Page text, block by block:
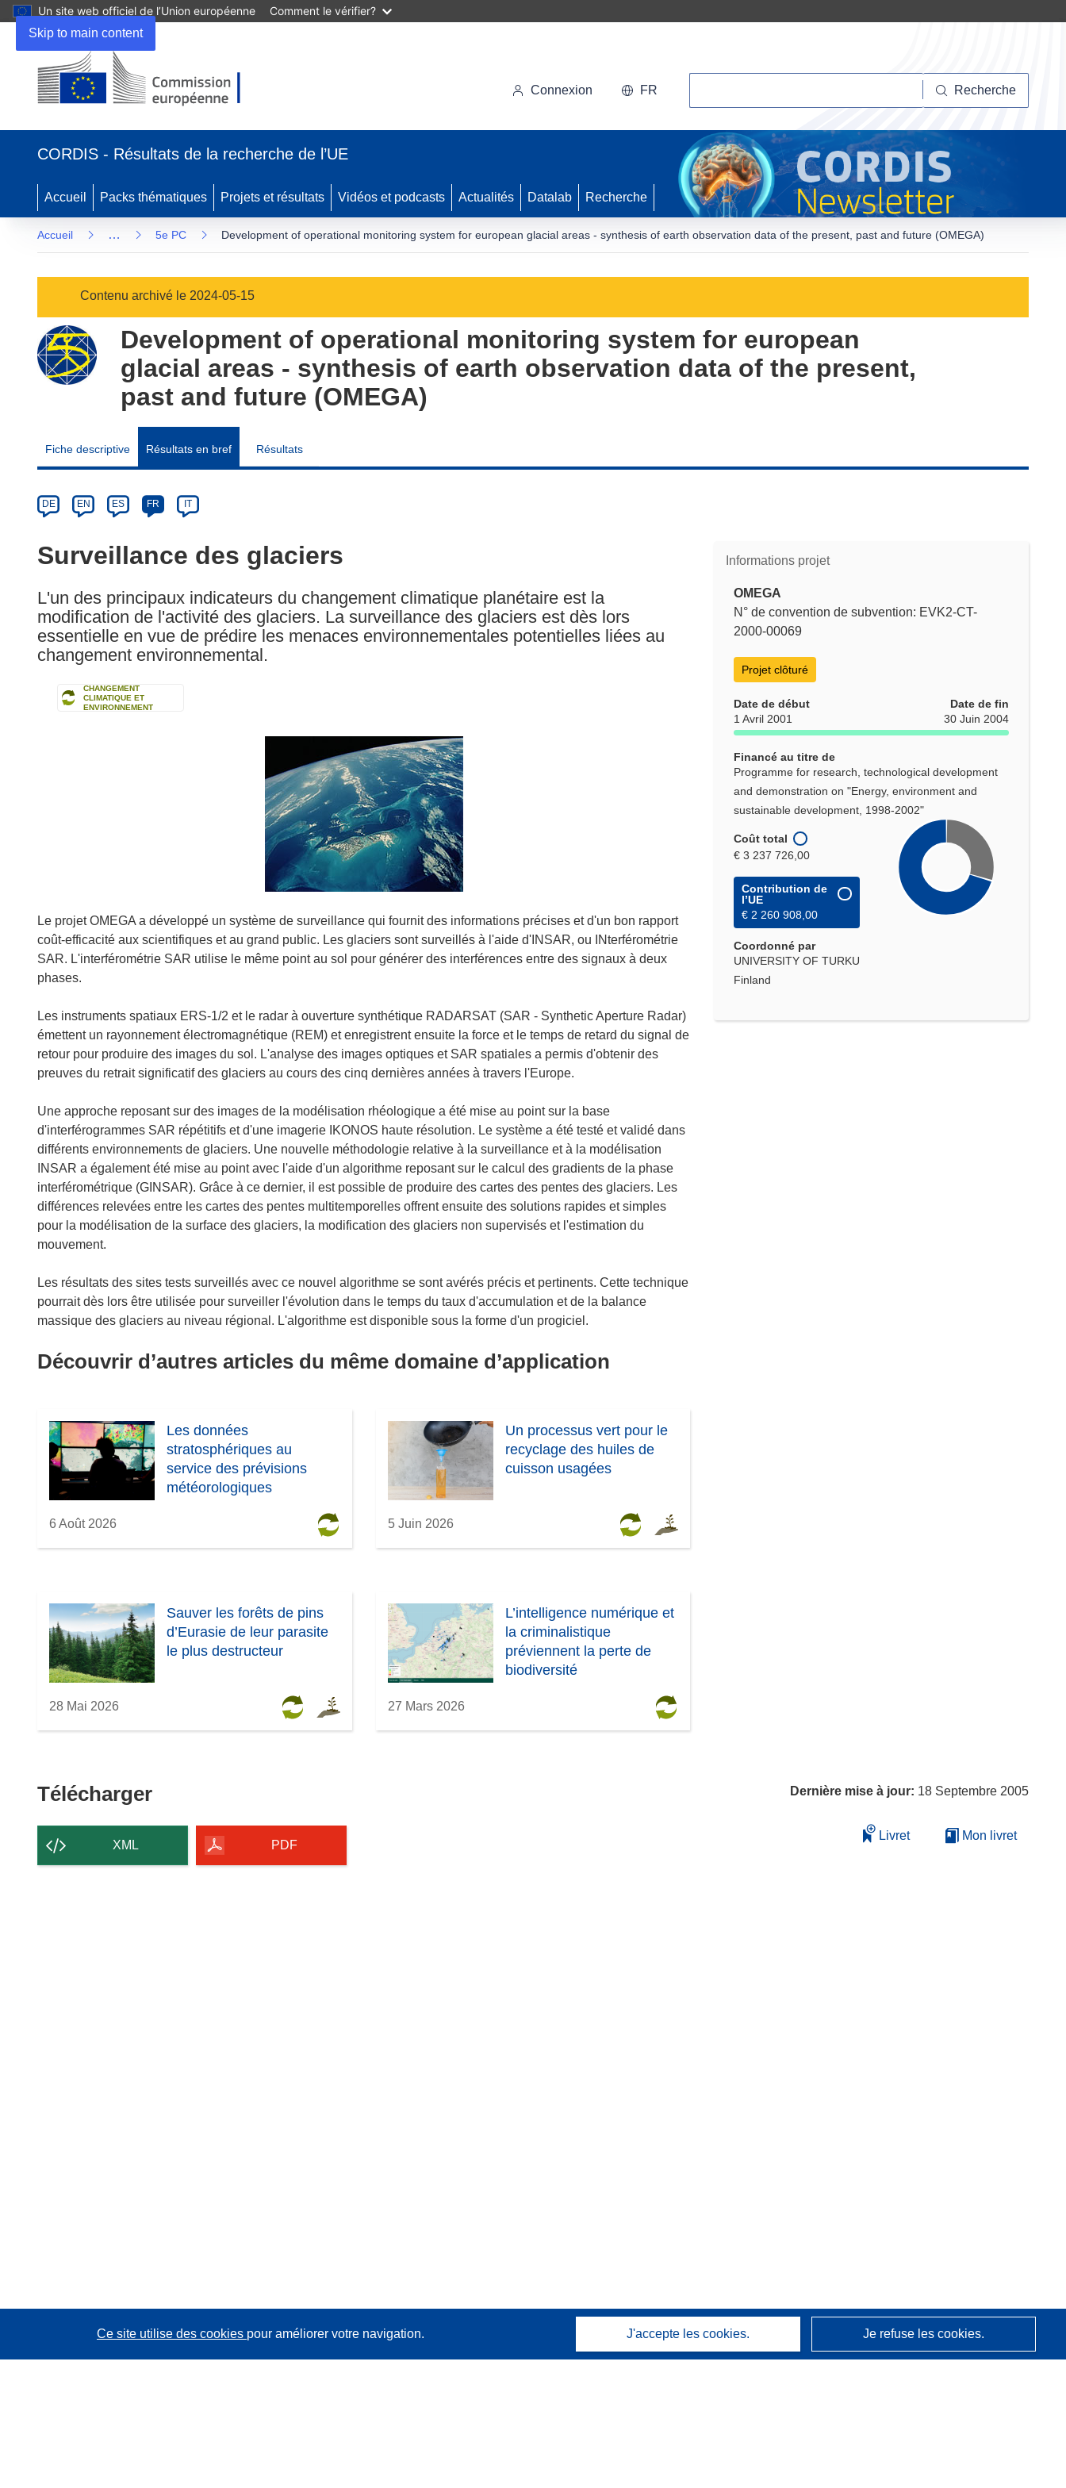
Skip to main content
Un site web officiel de l’Union européenne Comment le vérifier?
une
fenêtre)
Connexion FR Recherche
CORDIS - Résultats de la recherche de l’UE
Accueil Packs thématiques Projets et résultats Vidéos et podcasts Actualités Datalab Recherche
Accueil … 5e PC Development of operational monitoring system for european glacial areas - synthesis of earth observation data of the present, past and future (OMEGA)
Contenu archivé le 2024-05-15
Development of operational monitoring system for european
glacial areas - synthesis of earth observation data of the present,
past and future (OMEGA)
Fiche descriptive Résultats en bref Résultats
Category
Article
available
the
languages:
DE EN ES FR IT
Surveillance des glaciers
L'un des principaux indicateurs du changement climatique planétaire est la
modification de l'activité des glaciers. La surveillance des glaciers est dès lors
essentielle en vue de prédire les menaces environnementales potentielles liées au
changement environnemental.
CHANGEMENT
CLIMATIQUE ET
ENVIRONNEMENT
Le projet OMEGA a développé un système de surveillance qui fournit des informations précises et d'un bon rapport
coût-efficacité aux scientifiques et au grand public. Les glaciers sont surveillés à l'aide d'INSAR, ou INterférométrie
SAR. L'interférométrie SAR utilise le même point au sol pour générer des interférences entre des signaux à deux
phases.
Les instruments spatiaux ERS-1/2 et le radar à ouverture synthétique RADARSAT (SAR - Synthetic Aperture Radar)
émettent un rayonnement électromagnétique (REM) et enregistrent ensuite la force et le temps de retard du signal de
retour pour produire des images du sol. L'analyse des images optiques et SAR spatiales a permis d'obtenir des
preuves du retrait significatif des glaciers au cours des cinq dernières années à travers l'Europe.
Une approche reposant sur des images de la modélisation rhéologique a été mise au point sur la base
d'interférogrammes SAR répétitifs et d'une imagerie IKONOS haute résolution. Le système a été testé et validé dans
différents environnements de glaciers. Une nouvelle méthodologie relative à la surveillance et à la modélisation
INSAR a également été mise au point avec l'aide d'un algorithme reposant sur le calcul des gradients de la phase
interférométrique (GINSAR). Grâce à ce dernier, il est possible de produire des cartes des pentes des glaciers. Les
différences relevées entre les cartes des pentes multitemporelles offrent ensuite des solutions rapides et simples
pour la modélisation de la surface des glaciers, la modification des glaciers non supervisés et l'estimation du
mouvement.
Les résultats des sites tests surveillés avec ce nouvel algorithme se sont avérés précis et pertinents. Cette technique
pourrait dès lors être utilisée pour surveiller l'évolution dans le temps du taux d'accumulation et de la balance
massique des glaciers au niveau régional. L'algorithme est disponible sous la forme d'un progiciel.
Découvrir d’autres articles du même domaine d’application
Les données
stratosphériques au
service des prévisions
météorologiques
6 Août 2026
Un processus vert pour le
recyclage des huiles de
cuisson usagées
5 Juin 2026
Sauver les forêts de pins
d’Eurasie de leur parasite
le plus destructeur
28 Mai 2026
L’intelligence numérique et
la criminalistique
préviennent la perte de
biodiversité
27 Mars 2026
Informations projet
OMEGA
N° de convention de subvention: EVK2-CT-
2000-00069
Projet clôturé
Date de début
1 Avril 2001
Date de fin
30 Juin 2004
Financé au titre de
Programme for research, technological development
and demonstration on "Energy, environment and
sustainable development, 1998-2002"
Coût total
€ 3 237 726,00
Contribution de
l’UE
€ 2 260 908,00
Coordonné par
UNIVERSITY OF TURKU
Finland
TéléchargerTélécharger
contenu
de
XML PDF
Dernière mise à jour: 18 Septembre 2005
Livret Mon livret
Ce site utilise des cookies pour améliorer votre navigation. J'accepte les cookies. Je refuse les cookies.